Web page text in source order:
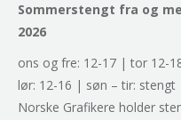
Sommerstengt fra og
2026
ons og fre: 12-17 | tor 12-
lør: 12-16 | søn – tir: stengt
Norske Grafikere holder